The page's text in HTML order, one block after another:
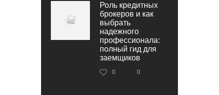
Роль кредитных
брокеров и как
выбрать
надежного
профессионала:
полный гид для
заемщиков
0 0